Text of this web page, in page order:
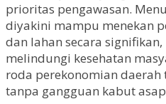
prioritas pengawasan.
diyakini mampu menekan
dan lahan secara
melindungi kesehatan
roda perekonomian
tanpa gangguan kabut